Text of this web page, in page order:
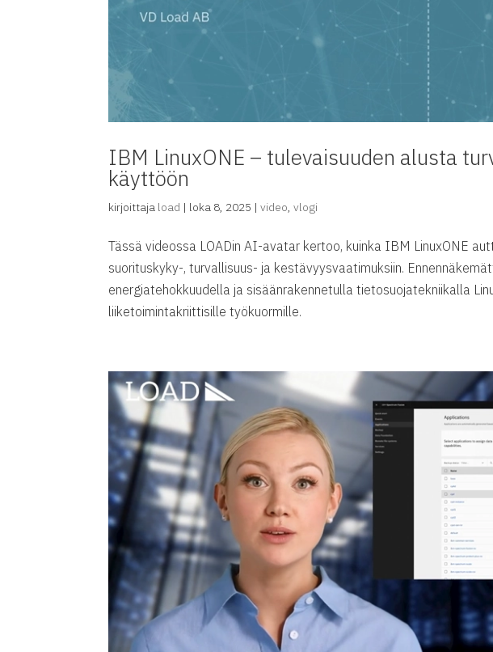
IBM LinuxONE – tulevaisuuden alusta
käyttöön
kirjoittaja load | loka 8, 2025 |video,vlogi
Tässä videossa LOADin AI-avatar kertoo, kuinka IBM LinuxONE
suorituskyky-, turvallisuus- ja kestävyysvaatimuksiin.
energiatehokkuudella ja sisäänrakennetulla tietosuojatekniikalla
liiketoimintakriittisille työkuormille.